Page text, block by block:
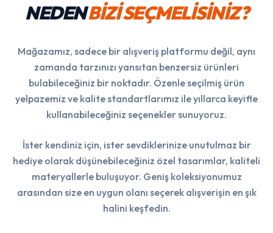
NEDENBİZİ SEÇMELİSİNİZ?
Mağazamız, sadece bir alışveriş platformu değil, aynı
zamanda tarzınızı yansıtan benzersiz ürünleri
bulabileceğiniz bir noktadır. Özenle seçilmiş ürün
yelpazemiz ve kalite standartlarımız ile yıllarca keyifle
kullanabileceğiniz seçenekler sunuyoruz.
İster kendiniz için, ister sevdiklerinize unutulmaz bir
hediye olarak düşünebileceğiniz özel tasarımlar, kaliteli
materyallerle buluşuyor. Geniş koleksiyonumuz
arasından size en uygun olanı seçerek alışverişin en şık
halini keşfedin.